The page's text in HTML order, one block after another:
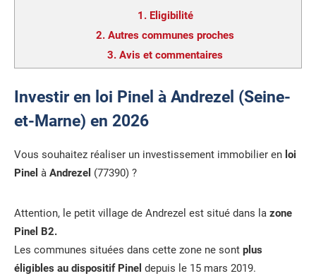
1. Eligibilité
2. Autres communes proches
3. Avis et commentaires
Investir en loi Pinel à Andrezel (Seine-
et-Marne) en 2026
Vous souhaitez réaliser un investissement immobilier en loi
Pinel à Andrezel (77390) ?
Attention, le petit village de Andrezel est situé dans la zone
Pinel B2.
Les communes situées dans cette zone ne sont plus
éligibles au dispositif Pinel depuis le 15 mars 2019.